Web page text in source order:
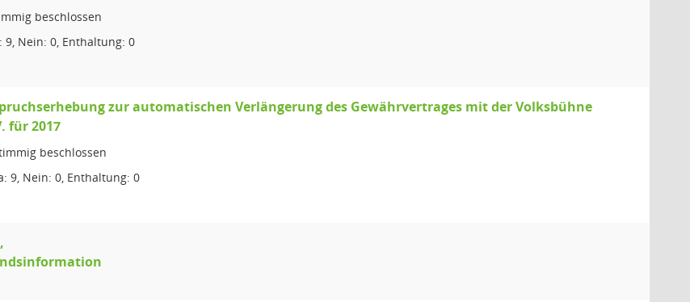
beschlossen
9, Nein: 0, Enthaltung: 0
zur automatischen Verlängerung des Gewährvertrages mit der Volksbühne
für 2017
beschlossen
9, Nein: 0, Enthaltung: 0